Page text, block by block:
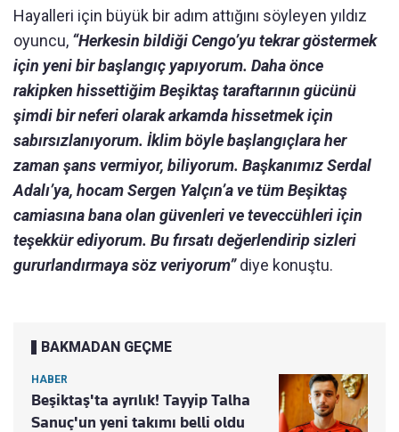
Hayalleri için büyük bir adım attığını söyleyen yıldız
oyuncu, “Herkesin bildiği Cengo’yu tekrar göstermek
için yeni bir başlangıç yapıyorum. Daha önce
rakipken hissettiğim Beşiktaş taraftarının gücünü
şimdi bir neferi olarak arkamda hissetmek için
sabırsızlanıyorum. İklim böyle başlangıçlara her
zaman şans vermiyor, biliyorum. Başkanımız Serdal
Adalı’ya, hocam Sergen Yalçın’a ve tüm Beşiktaş
camiasına bana olan güvenleri ve teveccühleri için
teşekkür ediyorum. Bu fırsatı değerlendirip sizleri
gururlandırmaya söz veriyorum”diye konuştu.
BAKMADAN GEÇME
HABER
Beşiktaş'ta ayrılık! Tayyip Talha
Sanuç'un yeni takımı belli oldu